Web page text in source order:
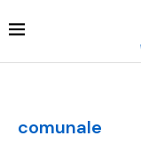
comunale